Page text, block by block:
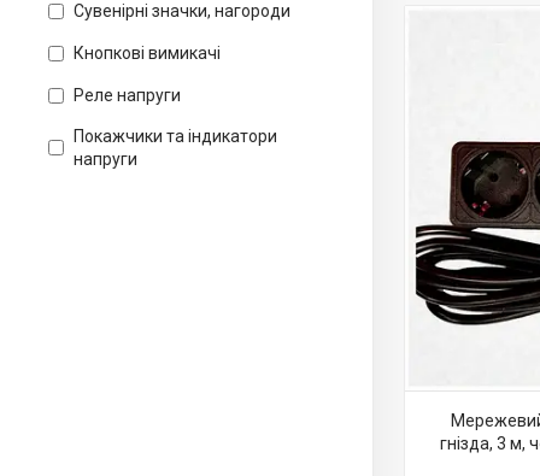
Сувенірні значки, нагороди
Кнопкові вимикачі
Реле напруги
Покажчики та індикатори
напруги
гнізда, 3 м,